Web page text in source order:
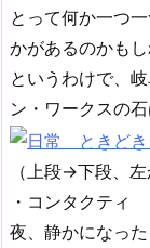
とって何か一つ
かがあるのかもし
というわけで、
ン・ワークスの
（上段→下段、左
・コンタクティ
夜、静かになった